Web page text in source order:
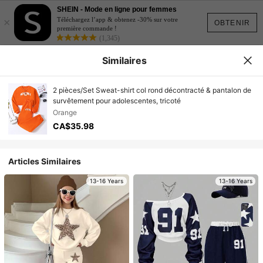
OBTENIR
×
SHEIN - Mode en ligne pour femmes
Téléchargez l’app & obtenez -30% sur votre
première commande !
(1,345)
Similaires
2 pièces/Set Sweat-shirt col rond décontracté & pantalon de
survêtement pour adolescentes, tricoté
Orange
CA$35.98
Articles Similaires
13-16 Years 13-16 Years